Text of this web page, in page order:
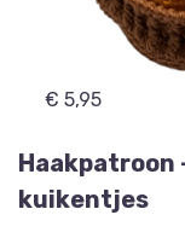
€ 5,95
Haakpatroon
kuikentjes